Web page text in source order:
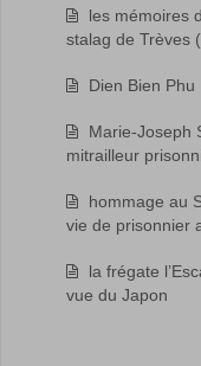
les mémoires
stalag de Trèves
Dien Bien Phu
Marie-Joseph
mitrailleur
hommage au
vie de prisonnier
la frégate
vue du Japon